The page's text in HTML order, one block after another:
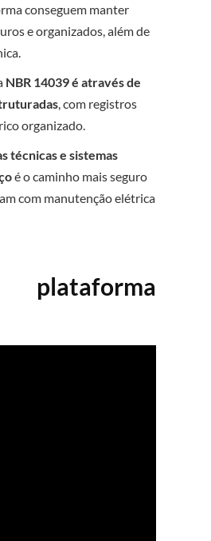
conseguem manter
e organizados, além de
NBR 14039 é através de
, com registros
organizado.
técnicas e sistemas
é o caminho mais seguro
com manutenção elétrica
plataforma